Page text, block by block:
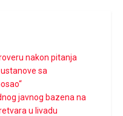
nakon pitanja
sa
javnog bazena na
u livadu